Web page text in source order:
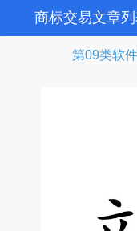
商标交易文章
第09类软